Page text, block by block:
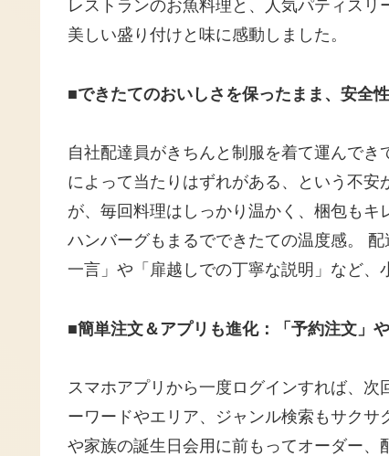
レストランのお魚料理と、人気パティスリ
美しい盛り付けと味に感動しました。
■できたてのおいしさを保ったまま、安全
自社配達員がきちんと制服を着て運んで
によって当たりはずれがある、という不
が、毎回料理はしっかり温かく、梱包も
ハンバーグもまるでできたての温度感。
一言」や「扉越しでの丁寧な説明」など、
■簡単注文＆アプリも進化：「予約注文」
スマホアプリから一度ログインすれば、
ーワードやエリア、ジャンル検索もサク
や家族の誕生日会用に前もってオーダー、